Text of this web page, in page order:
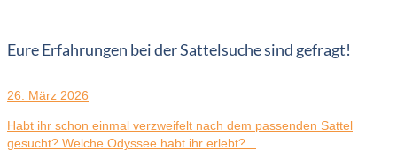
Eure Erfahrungen bei der Sattelsuche sind gefragt!
26. März 2026
Habt ihr schon einmal verzweifelt nach dem passenden Sattel
gesucht? Welche Odyssee habt ihr erlebt?...